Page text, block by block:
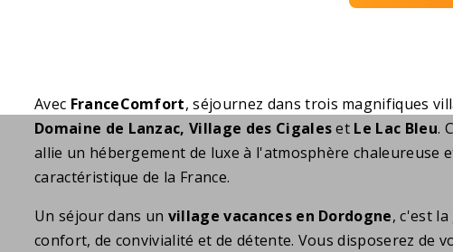
Avec FranceComfort, séjournez dans trois magnifiques
Domaine de Lanzac, Village des Cigaleset Le Lac Bleu.
allie un hébergement de luxe à l'atmosphère chaleureuse
caractéristique de la France.
Un séjour dans un village vacances en Dordogne, c'est
confort, de convivialité et de détente. Vous disposerez de